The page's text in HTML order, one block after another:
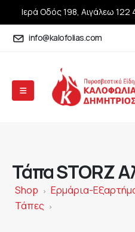
Ιερά Οδός 198, Αιγάλεω 122
info@kalofolias.com
Τάπα STORZ
Shop > Ερμάρια-
Τάπες >